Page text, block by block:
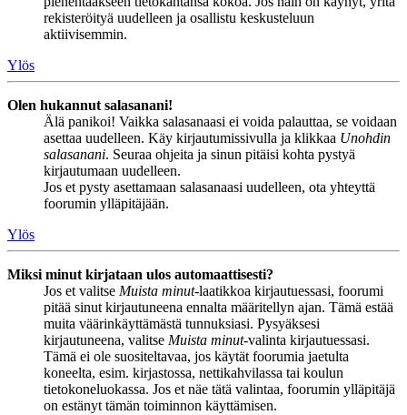
rekisteröityä uudelleen ja osallistu keskusteluun
aktiivisemmin.
Ylös
Olen hukannut salasanani!
Älä panikoi! Vaikka salasanaasi ei voida palauttaa, se voidaan
asettaa uudelleen. Käy kirjautumissivulla ja klikkaa Unohdin
salasanani. Seuraa ohjeita ja sinun pitäisi kohta pystyä
kirjautumaan uudelleen.
Jos et pysty asettamaan salasanaasi uudelleen, ota yhteyttä
foorumin ylläpitäjään.
Ylös
Miksi minut kirjataan ulos automaattisesti?
Jos et valitse Muista minut-laatikkoa kirjautuessasi, foorumi
pitää sinut kirjautuneena ennalta määritellyn ajan. Tämä estää
muita väärinkäyttämästä tunnuksiasi. Pysyäksesi
kirjautuneena, valitse Muista minut-valinta kirjautuessasi.
Tämä ei ole suositeltavaa, jos käytät foorumia jaetulta
koneelta, esim. kirjastossa, nettikahvilassa tai koulun
tietokoneluokassa. Jos et näe tätä valintaa, foorumin ylläpitäjä
on estänyt tämän toiminnon käyttämisen.